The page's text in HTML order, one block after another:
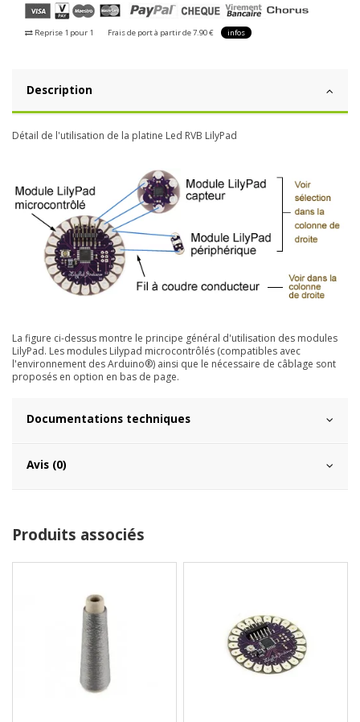
Reprise 1 pour 1 Frais de port à partir de 7.90 € infos
Description
Détail de l'utilisation de la platine Led RVB LilyPad
La figure ci-dessus montre le principe général d'utilisation des modules
LilyPad. Les modules Lilypad microcontrôlés (compatibles avec
l'environnement des Arduino®) ainsi que le nécessaire de câblage sont
proposés en option en bas de page.
Documentations techniques
Avis (0)
Produits associés